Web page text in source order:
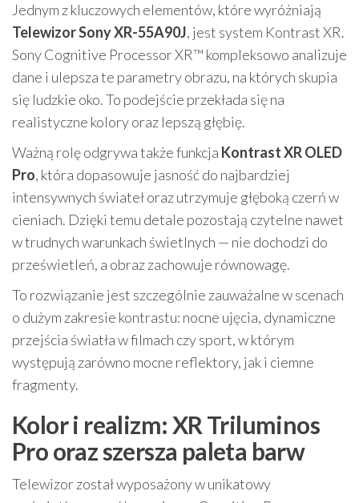
Jednym z kluczowych elementów, które wyróżniają
Telewizor Sony XR-55A90J, jest system Kontrast XR.
Sony Cognitive Processor XR™ kompleksowo analizuje
dane i ulepsza te parametry obrazu, na których skupia
się ludzkie oko. To podejście przekłada się na
realistyczne kolory oraz lepszą głębię.
Ważną rolę odgrywa także funkcja Kontrast XR OLED
Pro, która dopasowuje jasność do najbardziej
intensywnych świateł oraz utrzymuje głęboką czerń w
cieniach. Dzięki temu detale pozostają czytelne nawet
w trudnych warunkach świetlnych — nie dochodzi do
prześwietleń, a obraz zachowuje równowagę.
To rozwiązanie jest szczególnie zauważalne w scenach
o dużym zakresie kontrastu: nocne ujęcia, dynamiczne
przejścia światła w filmach czy sport, w którym
występują zarówno mocne reflektory, jak i ciemne
fragmenty.
Kolor i realizm: XR Triluminos
Pro oraz szersza paleta barw
Telewizor został wyposażony w unikatowy